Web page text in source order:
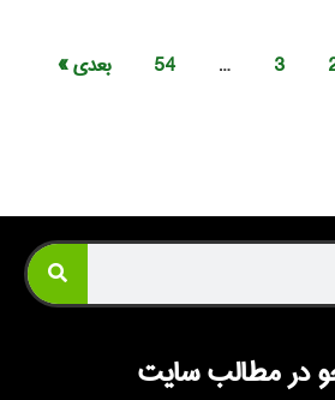
3
…
54 بعدی »
در مطالب سایت